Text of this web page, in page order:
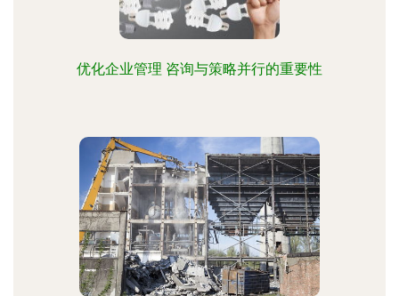
优化企业管理 咨询与策略并行的重要性